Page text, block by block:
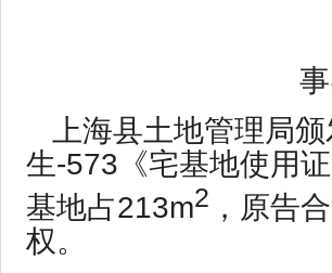
上海县土地管理局
生-573《宅基地使用
基地占213m2 ，原告
权。